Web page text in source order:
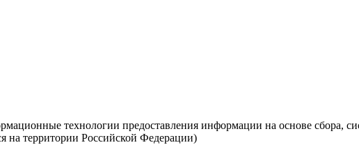
технологии предоставления информации на основе сбора,
на территории Российской Федерации)